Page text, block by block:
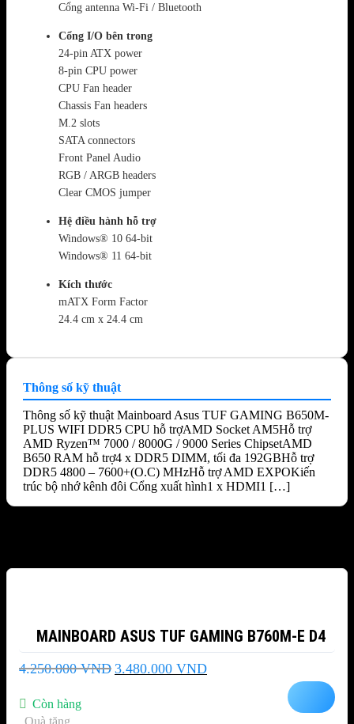
Cổng antenna Wi-Fi / Bluetooth
Cổng I/O bên trong
24-pin ATX power
8-pin CPU power
CPU Fan header
Chassis Fan headers
M.2 slots
SATA connectors
Front Panel Audio
RGB / ARGB headers
Clear CMOS jumper
Hệ điều hành hỗ trợ
Windows® 10 64-bit
Windows® 11 64-bit
Kích thước
mATX Form Factor
24.4 cm x 24.4 cm
Thông số kỹ thuật
Thông số kỹ thuật Mainboard Asus TUF GAMING B650M-
PLUS WIFI DDR5 CPU hỗ trợAMD Socket AM5Hỗ trợ
AMD Ryzen™ 7000 / 8000G / 9000 Series ChipsetAMD
B650 RAM hỗ trợ4 x DDR5 DIMM, tối đa 192GBHỗ trợ
DDR5 4800 – 7600+(O.C) MHzHỗ trợ AMD EXPOKiến
trúc bộ nhớ kênh đôi Cổng xuất hình1 x HDMI1 […]
MAINBOARD ASUS TUF GAMING B760M-E D4
4.250.000VND Giá
3.480.000 VNDGiá
Còn hàng
Quà tặng